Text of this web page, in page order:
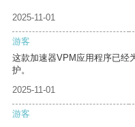
2025-11-01
游客
这款加速器VPM应用程序已经
护。
2025-11-01
游客